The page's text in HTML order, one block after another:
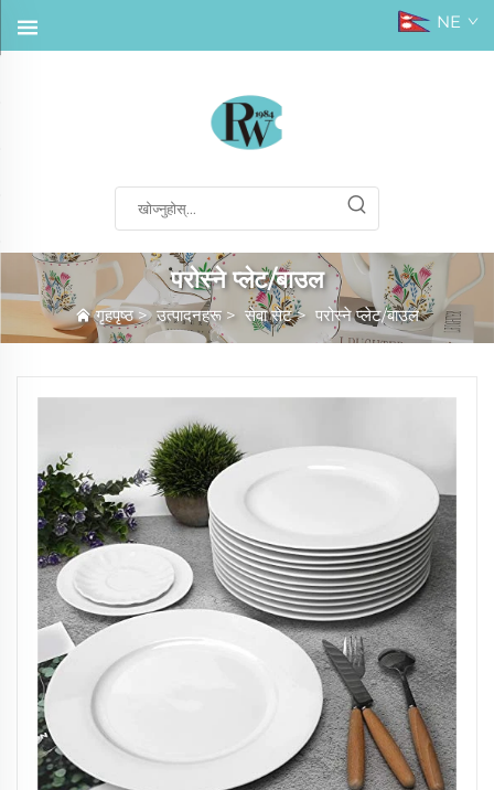
NE
परोस्ने प्लेट/बाउल
गृहपृष्ठ> उत्पादनहरू > सेवा सेट> परोस्ने प्लेट/बाउल